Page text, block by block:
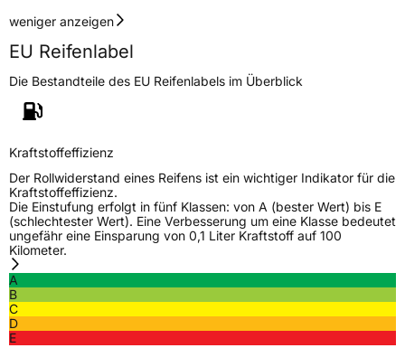
weniger anzeigen
EU Reifenlabel
Die Bestandteile des EU Reifenlabels im Überblick
Kraftstoffeffizienz
Der Rollwiderstand eines Reifens ist ein wichtiger Indikator für die
Kraftstoffeffizienz.
Die Einstufung erfolgt in fünf Klassen: von A (bester Wert) bis E
(schlechtester Wert). Eine Verbesserung um eine Klasse bedeutet
ungefähr eine Einsparung von 0,1 Liter Kraftstoff auf 100
Kilometer.
A
B
C
D
E